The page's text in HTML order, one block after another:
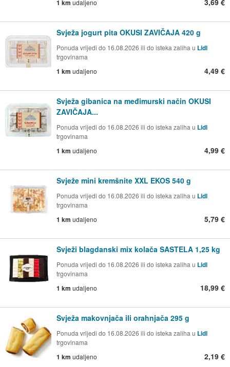
1 km udaljeno 3,69 €
Svježa jogurt pita OKUSI ZAVIČAJA 420 g
Ponuda vrijedi do 16.08.2026 ili do isteka zaliha u Lidl
trgovinama
1 km udaljeno 4,49 €
Svježa gibanica na međimurski način OKUSI
ZAVIČAJA...
Ponuda vrijedi do 16.08.2026 ili do isteka zaliha u Lidl
trgovinama
1 km udaljeno 4,99 €
Svježe mini kremšnite XXL EKOS 540 g
Ponuda vrijedi do 16.08.2026 ili do isteka zaliha u Lidl
trgovinama
1 km udaljeno 5,79 €
Svježi blagdanski mix kolača SASTELA 1,25 kg
Ponuda vrijedi do 16.08.2026 ili do isteka zaliha u Lidl
trgovinama
1 km udaljeno 18,99 €
Svježa makovnjača ili orahnjača 295 g
Ponuda vrijedi do 16.08.2026 ili do isteka zaliha u Lidl
trgovinama
1 km udaljeno 2,19 €